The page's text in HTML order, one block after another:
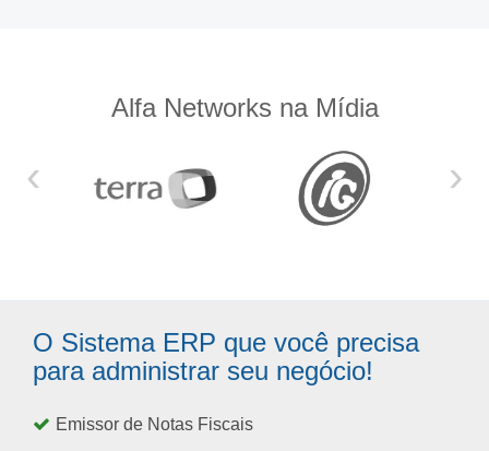
Alfa Networks na Mídia
‹ ›
O Sistema ERP que você precisa
para administrar seu negócio!
Emissor de Notas Fiscais